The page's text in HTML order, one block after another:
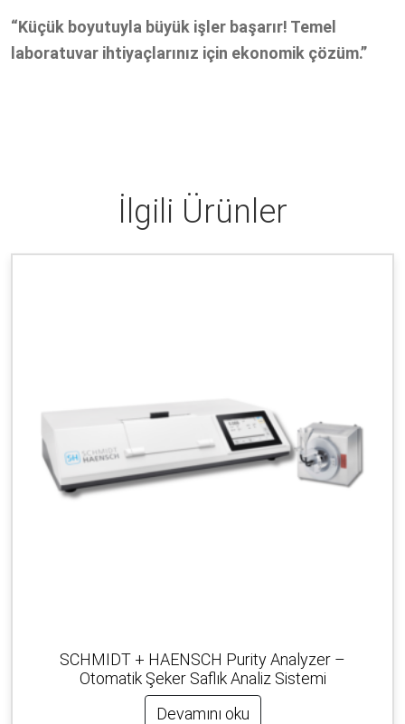
“Küçük boyutuyla büyük işler başarır! Temel
laboratuvar ihtiyaçlarınız için ekonomik çözüm.”
İlgili Ürünler
SCHMIDT + HAENSCH Purity Analyzer –
Otomatik Şeker Saflık Analiz Sistemi
Devamını oku